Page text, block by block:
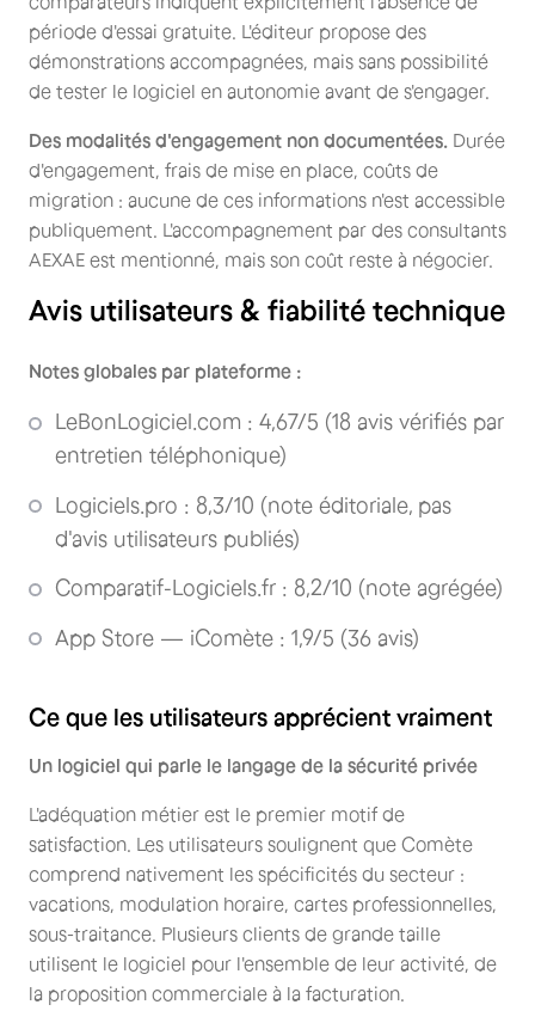
période d'essai gratuite. L'éditeur propose des
démonstrations accompagnées, mais sans possibilité
de tester le logiciel en autonomie avant de s'engager.
Des modalités d'engagement non documentées. Durée
d'engagement, frais de mise en place, coûts de
migration : aucune de ces informations n'est accessible
publiquement. L'accompagnement par des consultants
AEXAE est mentionné, mais son coût reste à négocier.
Avis utilisateurs & fiabilité technique
Notes globales par plateforme :
LeBonLogiciel.com : 4,67/5 (18 avis vérifiés par
entretien téléphonique)
Logiciels.pro : 8,3/10 (note éditoriale, pas
d'avis utilisateurs publiés)
Comparatif-Logiciels.fr : 8,2/10 (note agrégée)
App Store — iComète : 1,9/5 (36 avis)
Ce que les utilisateurs apprécient vraiment
Un logiciel qui parle le langage de la sécurité privée
L'adéquation métier est le premier motif de
satisfaction. Les utilisateurs soulignent que Comète
comprend nativement les spécificités du secteur :
vacations, modulation horaire, cartes professionnelles,
sous-traitance. Plusieurs clients de grande taille
utilisent le logiciel pour l'ensemble de leur activité, de
la proposition commerciale à la facturation.